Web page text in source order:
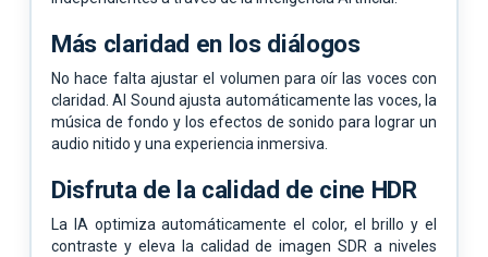
Más claridad en los diálogos
No hace falta ajustar el volumen para oír las voces con
claridad. AI Sound ajusta automáticamente las voces, la
música de fondo y los efectos de sonido para lograr un
audio nitido y una experiencia inmersiva.
Disfruta de la calidad de cine HDR
La IA optimiza automáticamente el color, el brillo y el
contraste y eleva la calidad de imagen SDR a niveles